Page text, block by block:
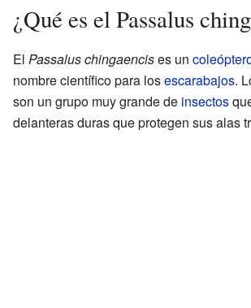
¿Qué es el Passalus
El Passalus chingaencises un
nombre científico para losescarabajos.
son un grupo muy grande de insectos
delanteras duras que protegen sus alas